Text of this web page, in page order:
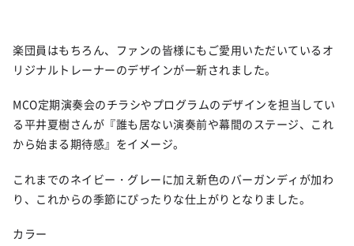
楽団員はもちろん、ファンの皆様にもご愛用いただいているオ
リジナルトレーナーのデザインが一新されました。
MCO定期演奏会のチラシやプログラムのデザインを担当してい
る平井夏樹さんが『誰も居ない演奏前や幕間のステージ、これ
から始まる期待感』をイメージ。
これまでのネイビー・グレーに加え新色のバーガンディが加わ
り、これからの季節にぴったりな仕上がりとなりました。
カラー